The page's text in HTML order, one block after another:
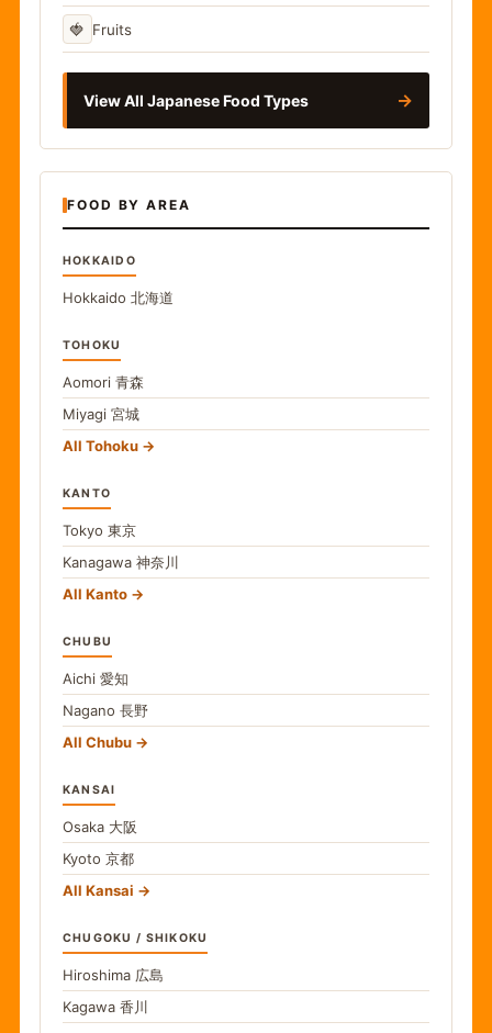
🍓 Fruits
View All Japanese Food Types →
FOOD BY AREA
HOKKAIDO
Hokkaido 北海道
TOHOKU
Aomori 青森
Miyagi 宮城
All Tohoku
KANTO
Tokyo 東京
Kanagawa 神奈川
All Kanto
CHUBU
Aichi 愛知
Nagano 長野
All Chubu
KANSAI
Osaka 大阪
Kyoto 京都
All Kansai
CHUGOKU / SHIKOKU
Hiroshima 広島
Kagawa 香川